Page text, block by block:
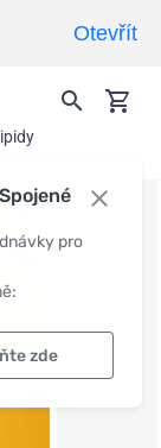
pro
zde
Otevřít